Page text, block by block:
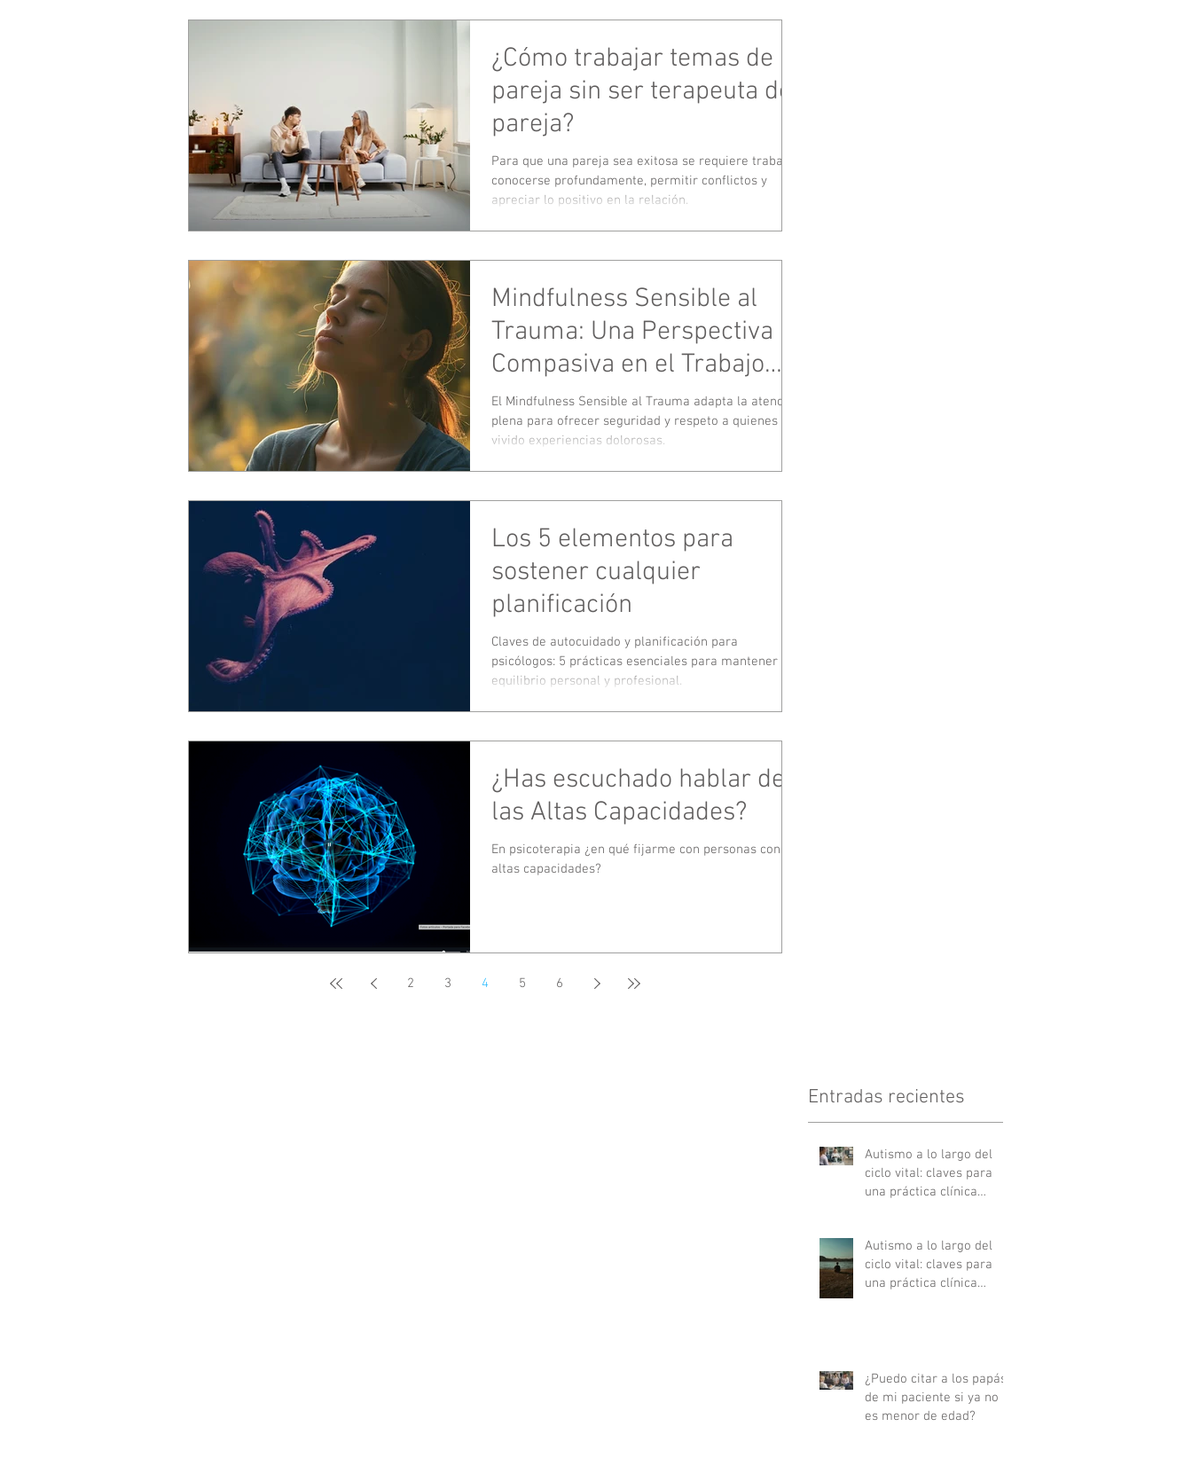
¿Cómo trabajar temas de
pareja sin ser terapeuta de
pareja?
Para que una pareja sea exitosa se requiere trabajo,
conocerse profundamente, permitir conflictos y
apreciar lo positivo en la relación.
Mindfulness Sensible al
Trauma: Una Perspectiva
Compasiva en el Trabajo
Terapéutico
El Mindfulness Sensible al Trauma adapta la atención
plena para ofrecer seguridad y respeto a quienes han
vivido experiencias dolorosas.
Los 5 elementos para
sostener cualquier
planificación
Claves de autocuidado y planificación para
psicólogos: 5 prácticas esenciales para mantener el
equilibrio personal y profesional.
¿Has escuchado hablar de
las Altas Capacidades?
En psicoterapia ¿en qué fijarme con personas con
altas capacidades?
2 3 4 5 6
Entradas recientes
Autismo a lo largo del
ciclo vital: claves para
una práctica clínica
Autismo a lo largo del
ciclo vital: claves para
una práctica clínica
¿Puedo citar a los papás
de mi paciente si ya no
es menor de edad?